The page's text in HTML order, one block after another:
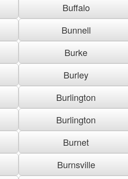
Buffalo
Bunnell
Burke
Burley
Burlington
Burlington
Burnet
Burnsville